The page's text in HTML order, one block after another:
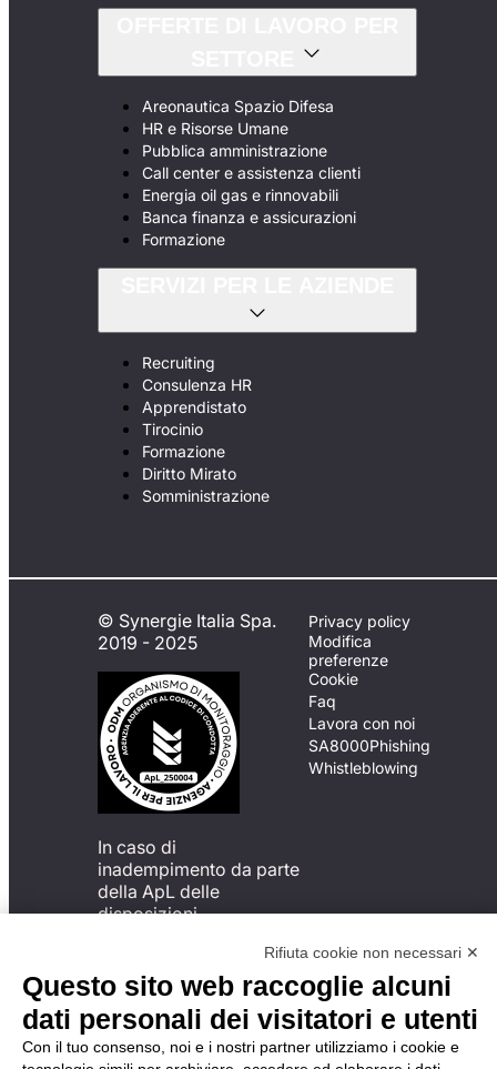
Areonautica Spazio Difesa
HR e Risorse Umane
Pubblica amministrazione
Call center e assistenza clienti
Energia oil gas e rinnovabili
Banca finanza e assicurazioni
Formazione
Recruiting
Consulenza HR
Apprendistato
Tirocinio
Formazione
Diritto Mirato
Somministrazione
© Synergie Italia Spa.
2019 - 2025
In caso di
inadempimento da parte
della ApL delle
disposizioni
possibile presentare un
reclamo
all’Organismo di
Monitoraggio utilizzando
una delle modalità
Privacy policy
Modifica
preferenze
Cookie
Faq
Lavora con noi
SA8000Phishing
Whistleblowing
Rifiuta cookie non necessari ✕
Questo sito web raccoglie alcuni
dati personali dei visitatori e utenti
Con il tuo consenso, noi e i nostri partner utilizziamo i cookie e